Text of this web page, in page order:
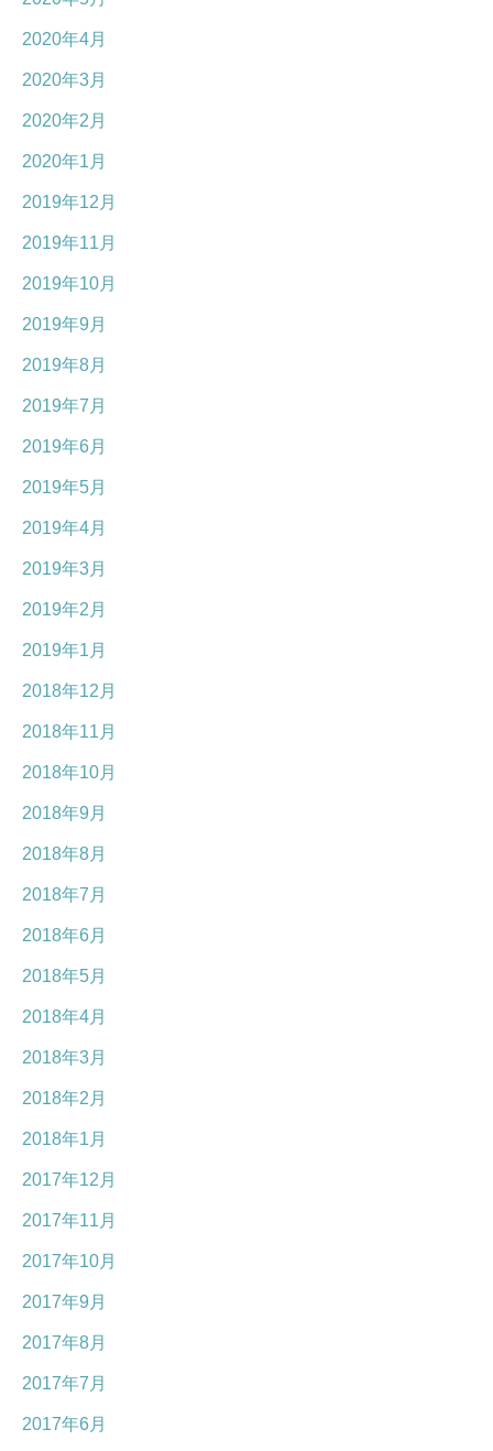
2020年4月
2020年3月
2020年2月
2020年1月
2019年12月
2019年11月
2019年10月
2019年9月
2019年8月
2019年7月
2019年6月
2019年5月
2019年4月
2019年3月
2019年2月
2019年1月
2018年12月
2018年11月
2018年10月
2018年9月
2018年8月
2018年7月
2018年6月
2018年5月
2018年4月
2018年3月
2018年2月
2018年1月
2017年12月
2017年11月
2017年10月
2017年9月
2017年8月
2017年7月
2017年6月